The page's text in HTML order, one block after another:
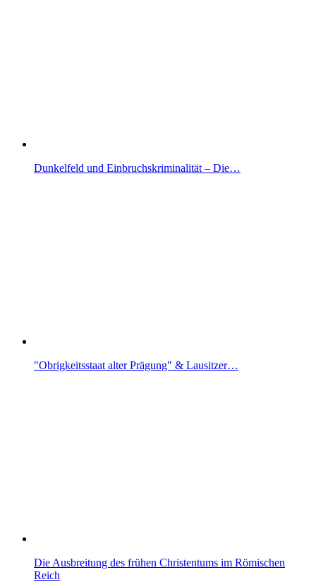
Dunkelfeld und Einbruchskriminalität – Die…
"Obrigkeitsstaat alter Prägung" & Lausitzer…
Die Ausbreitung des frühen Christentums im Römischen
Reich